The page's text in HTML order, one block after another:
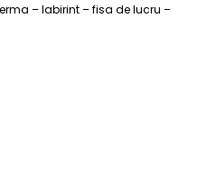
– labirint – fisa de lucru –